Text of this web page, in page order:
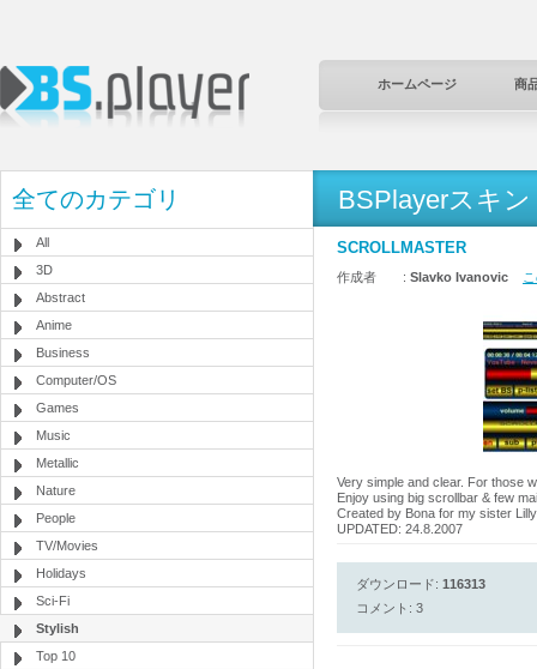
ホームページ 商
全てのカテゴリ
All
3D
Abstract
Anime
Business
Computer/OS
Games
Music
Metallic
Nature
People
TV/Movies
Holidays
Sci-Fi
Stylish
Top 10
BSPlayerスキン
SCROLLMASTER
作成者 : Slavko Ivanovic
Very simple and clear. For those
Enjoy using big scrollbar & few
Created by Bona for my sister
UPDATED: 24.8.2007
ダウンロード: 116313
コメント: 3